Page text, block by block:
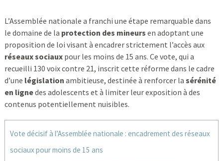
L’Assemblée nationale a franchi une étape remarquable dans
le domaine de la protection des mineurs en adoptant une
proposition de loi visant à encadrer strictement l’accès aux
réseaux sociauxpour les moins de 15 ans. Ce vote, qui a
recueilli 130 voix contre 21, inscrit cette réforme dans le cadre
d’une législation ambitieuse, destinée à renforcer la sérénité
en lignedes adolescents et à limiter leur exposition à des
contenus potentiellement nuisibles.
Vote décisif à l’Assemblée nationale : encadrement des réseaux
sociaux pour moins de 15 ans